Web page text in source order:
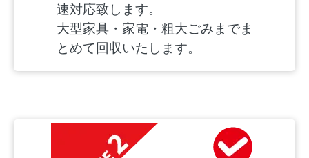
速対応致します。
大型家具・家電・粗大ごみまでま
とめて回収いたします。